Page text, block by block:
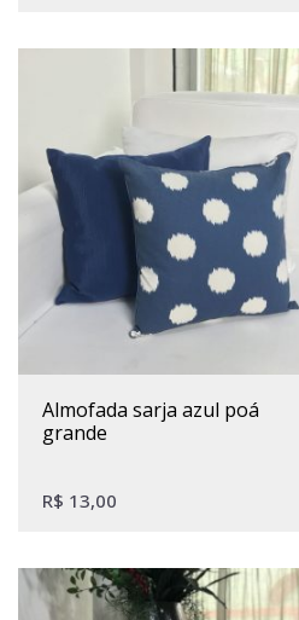
almofada sarja azul poá
grande
R$ 13,00